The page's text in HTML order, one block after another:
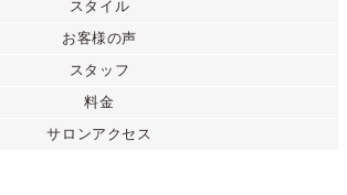
スタイル
お客様の声
スタッフ
料金
サロンアクセス